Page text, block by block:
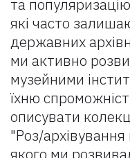
та
які часто
державних
ми активно
музейними
їхню
описувати
"Роз/архівування
якого ми